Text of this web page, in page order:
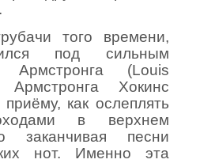
того времени,
под сильным
Армстронга (Louis
Хокинс
как ослеплять
в верхнем
заканчивая песни
нот. Именно эта